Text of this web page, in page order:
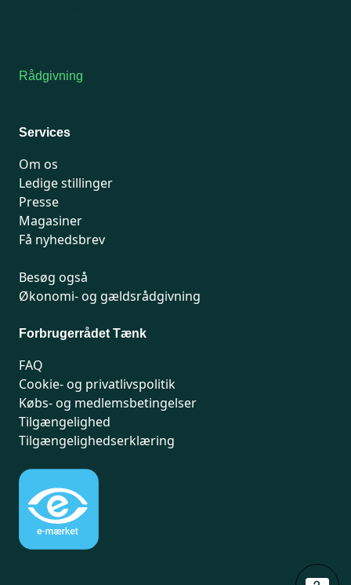
Rådgivning
Services
Om os
Ledige stillinger
Presse
Magasiner
Få nyhedsbrev
Besøg også
Økonomi- og gældsrådgivning
Forbrugerrådet Tænk
FAQ
Cookie- og privatlivspolitik
Købs- og medlemsbetingelser
Tilgængelighed
Tilgængelighedserklæring